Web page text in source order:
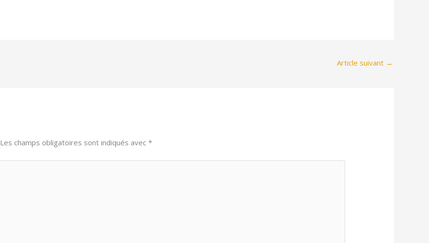
Article suivant →
Les champs obligatoires sont indiqués avec*